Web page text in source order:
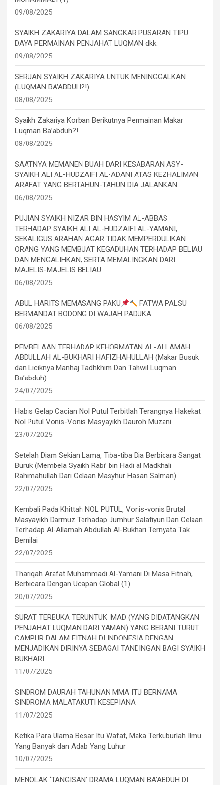
09/08/2025
SYAIKH ZAKARIYA DALAM SANGKAR PUSARAN TIPU
DAYA PERMAINAN PENJAHAT LUQMAN dkk.
09/08/2025
SERUAN SYAIKH ZAKARIYA UNTUK MENINGGALKAN
(LUQMAN BA’ABDUH?!)
08/08/2025
Syaikh Zakariya Korban Berikutnya Permainan Makar
Luqman Ba’abduh?!
08/08/2025
SAATNYA MEMANEN BUAH DARI KESABARAN ASY-
SYAIKH ALI AL-HUDZAIFI AL-ADANI ATAS KEZHALIMAN
ARAFAT YANG BERTAHUN-TAHUN DIA JALANKAN
06/08/2025
PUJIAN SYAIKH NIZAR BIN HASYIM AL-ABBAS
TERHADAP SYAIKH ALI AL-HUDZAIFI AL-YAMANI,
SEKALIGUS ARAHAN AGAR TIDAK MEMPERDULIKAN
ORANG YANG MEMBUAT KEGADUHAN TERHADAP BELIAU
DAN MENGALIHKAN, SERTA MEMALINGKAN DARI
MAJELIS-MAJELIS BELIAU
06/08/2025
ABUL HARITS MEMASANG PAKU
FATWA PALSU
BERMANDAT BODONG DI WAJAH PADUKA
06/08/2025
PEMBELAAN TERHADAP KEHORMATAN AL-ALLAMAH
ABDULLAH AL-BUKHARI HAFIZHAHULLAH (Makar Busuk
dan Liciknya Manhaj Tadhkhim Dan Tahwil Luqman
Ba’abduh)
24/07/2025
Habis Gelap Cacian Nol Putul Terbitlah Terangnya Hakekat
Nol Putul Vonis-Vonis Masyayikh Dauroh Muzani
23/07/2025
Setelah Diam Sekian Lama, Tiba-tiba Dia Berbicara Sangat
Buruk (Membela Syaikh Rabi’ bin Hadi al Madkhali
Rahimahullah Dari Celaan Masyhur Hasan Salman)
22/07/2025
Kembali Pada Khittah NOL PUTUL, Vonis-vonis Brutal
Masyayikh Darmuz Terhadap Jumhur Salafiyun Dan Celaan
Terhadap Al-Allamah Abdullah Al-Bukhari Ternyata Tak
Bernilai
22/07/2025
Thariqah Arafat Muhammadi Al-Yamani Di Masa Fitnah,
Berbicara Dengan Ucapan Global (1)
20/07/2025
SURAT TERBUKA TERUNTUK IMAD (YANG DIDATANGKAN
PENJAHAT LUQMAN DARI YAMAN) YANG BERANI TURUT
CAMPUR DALAM FITNAH DI INDONESIA DENGAN
MENJADIKAN DIRINYA SEBAGAI TANDINGAN BAGI SYAIKH
BUKHARI
11/07/2025
SINDROM DAURAH TAHUNAN MMA ITU BERNAMA
SINDROMA MALATAKUTI KESEPIANA
11/07/2025
Ketika Para Ulama Besar Itu Wafat, Maka Terkuburlah Ilmu
Yang Banyak dan Adab Yang Luhur
10/07/2025
MENOLAK ‘TANGISAN’ DRAMA LUQMAN BA’ABDUH DI